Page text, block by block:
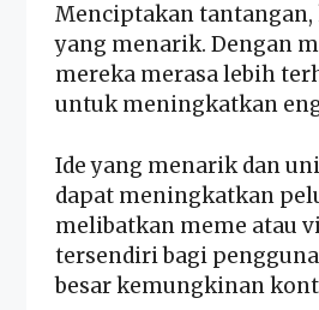
Menciptakan tantangan,
yang menarik. Dengan
mereka merasa lebih
untuk meningkatkan
Ide yang menarik dan
dapat meningkatkan
melibatkan meme atau
tersendiri bagi
besar kemungkinan